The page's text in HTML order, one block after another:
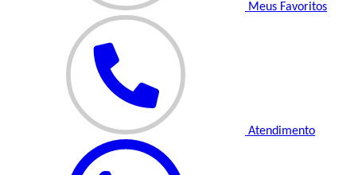
Meus Favoritos
Atendimento